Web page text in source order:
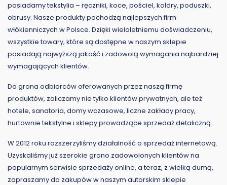
posiadamy tekstylia – ręczniki, koce, pościel, kołdry, poduszki,
obrusy. Nasze produkty pochodzą najlepszych firm
włókienniczych w Polsce. Dzięki wieloletniemu doświadczeniu,
wszystkie towary, które są dostępne w naszym sklepie
posiadają najwyższą jakość i zadowolą wymagania najbardziej
wymagających klientów.
Do grona odbiorców oferowanych przez naszą firmę
produktów, zaliczamy nie tylko klientów prywatnych, ale też
hotele, sanatoria, domy wczasowe, liczne zakłady pracy,
hurtownie tekstylne i sklepy prowadzące sprzedaż detaliczną.
W 2012 roku rozszerzyliśmy działalność o sprzedaż internetową.
Uzyskaliśmy już szerokie grono zadowolonych klientów na
popularnym serwisie sprzedaży online, a teraz, z wielką dumą,
zapraszamy do zakupów w naszym autorskim sklepie